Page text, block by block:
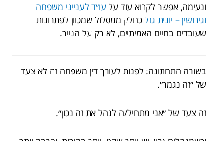
ונעימה, אפשר לקרוא עוד על עו״ד לענייני משפחה
וגירושין – יונית גזל כחלק ממסלול שמכוון לפתרונות
שעובדים בחיים האמיתיים, לא רק על הנייר.
בשורה התחתונה: לפנות לעורך דין משפחה זה לא צעד
של ״זה נגמר״.
זה צעד של ״אני מתחיל/ה לנהל את זה נכון״.